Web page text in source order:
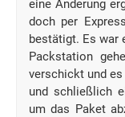
eine Änderung
doch per
bestätigt. Es war
Packstation
verschickt und es
und schließlich
um das Paket